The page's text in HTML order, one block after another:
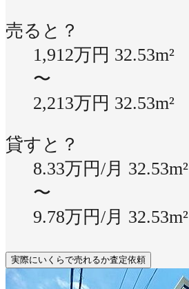
売ると？
1,912万円 32.53m²
〜
2,213万円 32.53m²
貸すと？
8.33万円/月 32.53m²
〜
9.78万円/月 32.53m²
実際にいくらで売れるか査定依頼